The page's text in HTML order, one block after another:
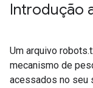
Introdução
Um arquivo
mecanismo de
acessados no seu